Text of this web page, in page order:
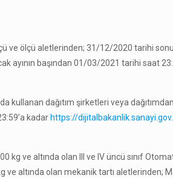
ve ölçü aletlerinden; 31/12/2020 tarihi
ayının başından 01/03/2021 tarihi saat
kullanan dağıtım şirketleri veya
kadar https://
kg ve altında olan III ve IV üncü sınıf
ve altında olan mekanik tartı aletlerinden;